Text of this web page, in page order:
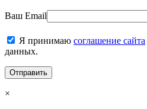
Ваш Email
Я принимаю соглашение сайта
данных.
×